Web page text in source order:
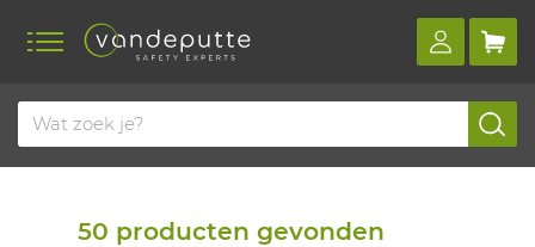
Home Producten
Nooddouches
Voor het lichaam
50 producten gevonden